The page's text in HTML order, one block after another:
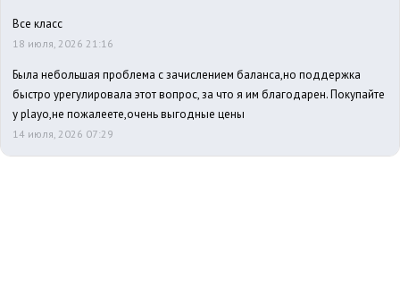
Все класс
18 июля, 2026 21:16
Была небольшая проблема с зачислением баланса,но поддержка
быстро урегулировала этот вопрос, за что я им благодарен. Покупайте
у playo,не пожалеете,очень выгодные цены
14 июля, 2026 07:29